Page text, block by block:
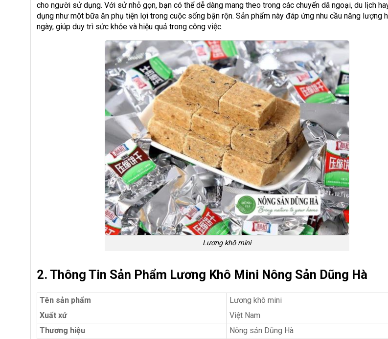
cho người sử dụng. Với sử nhỏ gọn, bạn có thể dễ dàng mang theo trong các chuyến dã ngoại, du lịch
dụng như một bữa ăn phụ tiện lợi trong cuộc sống bận rộn. Sản phẩm này đáp ứng nhu cầu năng lượng
ngày, giúp duy trì sức khỏe và hiệu quả trong công việc.
Lương khô mini
2. Thông Tin Sản Phẩm Lương Khô Mini Nông Sản Dũng Hà
Tên sản phẩm
Lương khô mini
Xuất xứ
Việt Nam
Thương hiệu
Nông sản Dũng Hà